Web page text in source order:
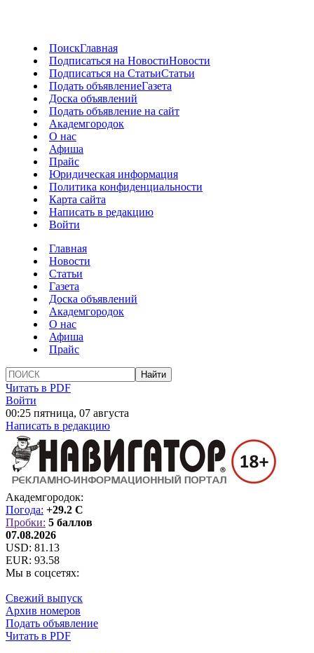
ПоискГлавная
Подписаться на НовостиНовости
Подписаться на СтатьиСтатьи
Подать объявлениеГазета
Доска объявлений
Подать объявление на сайт
Академгородок
О нас
Афиша
Прайс
Юридическая информация
Политика конфиденциальности
Карта сайта
Написать в редакцию
Войти
Главная
Новости
Статьи
Газета
Доска объявлений
Академгородок
О нас
Афиша
Прайс
Читать в PDF
Войти
00:25 пятница, 07 августа
Написать в редакцию
Академгородок:
Погода: +29.2 C
Пробки: 5 баллов
07.08.2026
USD: 81.13
EUR: 93.58
Мы в соцсетях:
Свежий выпуск
Архив номеров
Подать объявление
Читать в PDF